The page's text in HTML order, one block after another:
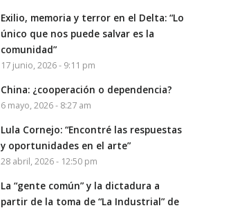
Exilio, memoria y terror en el Delta: “Lo
único que nos puede salvar es la
comunidad”
17 junio, 2026 - 9:11 pm
China: ¿cooperación o dependencia?
6 mayo, 2026 - 8:27 am
Lula Cornejo: “Encontré las respuestas
y oportunidades en el arte”
28 abril, 2026 - 12:50 pm
La “gente común” y la dictadura a
partir de la toma de “La Industrial” de